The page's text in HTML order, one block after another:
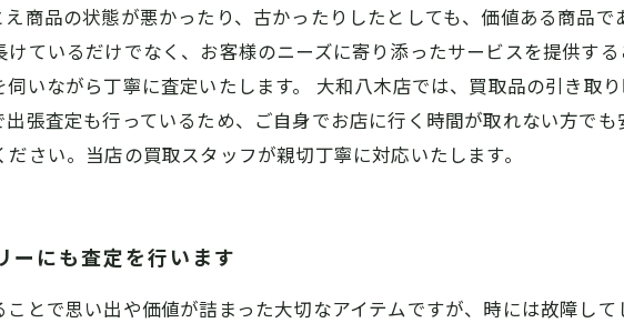
商品の状態が悪かったり、古かったりしたとしても、価値ある商品
ているだけでなく、お客様のニーズに寄り添ったサービスを提供す
いながら丁寧に査定いたします。 大和八木店では、買取品の引き取
張査定も行っているため、ご自身でお店に行く時間が取れない方で
さい。当店の買取スタッフが親切丁寧に対応いたします。
ーにも査定を行います
とで思い出や価値が詰まった大切なアイテムですが、時には故障し